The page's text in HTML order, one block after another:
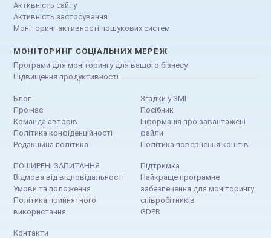
Активність сайту
Активність застосування
Моніторинг активності пошукових систем
МОНІТОРИНГ СОЦІАЛЬНИХ МЕРЕЖ
Програми для моніторингу для вашого бізнесу
Підвищення продуктивності
Блог
Про нас
Команда авторів
Політика конфіденційності
Редакційна політика
Згадки у ЗМІ
Посібник
Інформація про завантажені
файли
Політика повернення коштів
ПОШИРЕНІ ЗАПИТАННЯ
Відмова від відповідальності
Умови та положення
Політика прийнятного
використання
Підтримка
Найкраще програмне
забезпечення для моніторингу
співробітників
GDPR
Контакти